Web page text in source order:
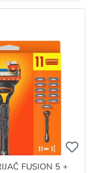
budete prijavljeni
proizvod u
FUSION 5 +